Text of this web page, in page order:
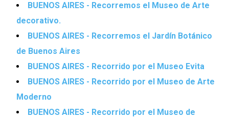
BUENOS AIRES - Recorremos el Museo de Arte
decorativo.
BUENOS AIRES - Recorremos el Jardín Botánico
de Buenos Aires
BUENOS AIRES - Recorrido por el Museo Evita
BUENOS AIRES - Recorrido por el Museo de Arte
Moderno
BUENOS AIRES - Recorrido por el Museo de